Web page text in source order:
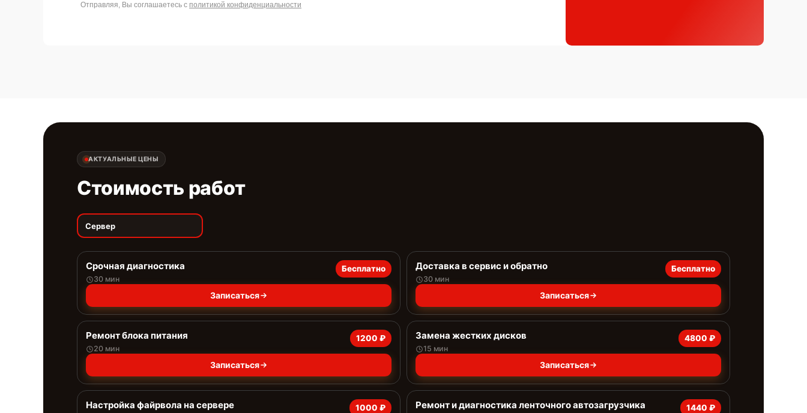
Отправляя, Вы соглашаетесь с политикой конфиденциальности
АКТУАЛЬНЫЕ ЦЕНЫ
Стоимость работ
Сервер
Срочная диагностика
30 мин
Бесплатно
Записаться
Доставка в сервис и обратно
30 мин
Бесплатно
Записаться
Ремонт блока питания
20 мин
1200 ₽
Записаться
Замена жестких дисков
15 мин
4800 ₽
Записаться
Настройка файрвола на сервере 1000 ₽ Ремонт и диагностика ленточного автозагрузчика 1440 ₽